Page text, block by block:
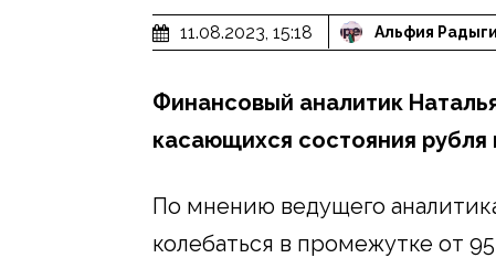
11.08.2023, 15:18 Альфия
Финансовый аналитик
касающихся состояния
По мнению ведущего
колебаться в промежутке от